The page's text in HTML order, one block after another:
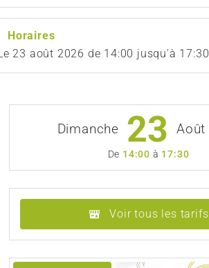
Horaires
23 août 2026 de 14:00 jusqu'à 17:30
Dimanche 23 Août
De 14:00 à 17:30
Voir tous les tarifs